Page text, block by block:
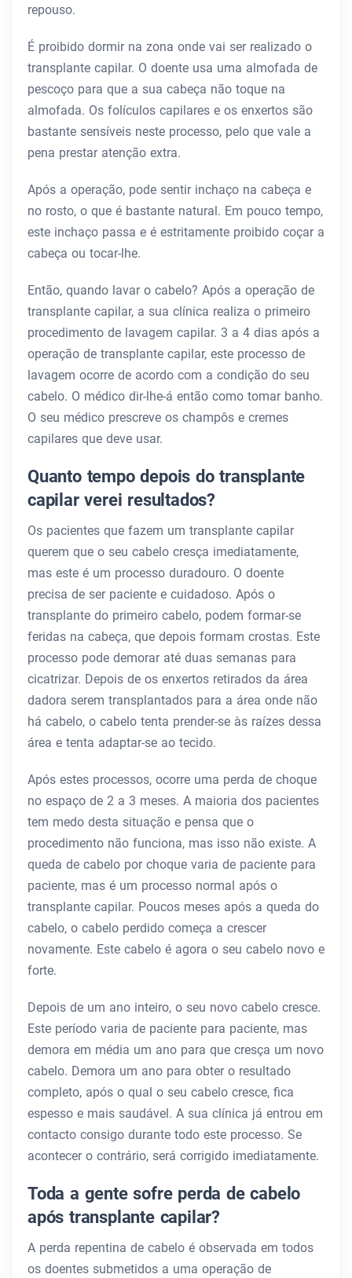
repouso.
É proibido dormir na zona onde vai ser realizado o
transplante capilar. O doente usa uma almofada de
pescoço para que a sua cabeça não toque na
almofada. Os folículos capilares e os enxertos são
bastante sensíveis neste processo, pelo que vale a
pena prestar atenção extra.
Após a operação, pode sentir inchaço na cabeça e
no rosto, o que é bastante natural. Em pouco tempo,
este inchaço passa e é estritamente proibido coçar a
cabeça ou tocar-lhe.
Então, quando lavar o cabelo? Após a operação de
transplante capilar, a sua clínica realiza o primeiro
procedimento de lavagem capilar. 3 a 4 dias após a
operação de transplante capilar, este processo de
lavagem ocorre de acordo com a condição do seu
cabelo. O médico dir-lhe-á então como tomar banho.
O seu médico prescreve os champôs e cremes
capilares que deve usar.
Quanto tempo depois do transplante
capilar verei resultados?
Os pacientes que fazem um transplante capilar
querem que o seu cabelo cresça imediatamente,
mas este é um processo duradouro. O doente
precisa de ser paciente e cuidadoso. Após o
transplante do primeiro cabelo, podem formar-se
feridas na cabeça, que depois formam crostas. Este
processo pode demorar até duas semanas para
cicatrizar. Depois de os enxertos retirados da área
dadora serem transplantados para a área onde não
há cabelo, o cabelo tenta prender-se às raízes dessa
área e tenta adaptar-se ao tecido.
Após estes processos, ocorre uma perda de choque
no espaço de 2 a 3 meses. A maioria dos pacientes
tem medo desta situação e pensa que o
procedimento não funciona, mas isso não existe. A
queda de cabelo por choque varia de paciente para
paciente, mas é um processo normal após o
transplante capilar. Poucos meses após a queda do
cabelo, o cabelo perdido começa a crescer
novamente. Este cabelo é agora o seu cabelo novo e
forte.
Depois de um ano inteiro, o seu novo cabelo cresce.
Este período varia de paciente para paciente, mas
demora em média um ano para que cresça um novo
cabelo. Demora um ano para obter o resultado
completo, após o qual o seu cabelo cresce, fica
espesso e mais saudável. A sua clínica já entrou em
contacto consigo durante todo este processo. Se
acontecer o contrário, será corrigido imediatamente.
Toda a gente sofre perda de cabelo
após transplante capilar?
A perda repentina de cabelo é observada em todos
os doentes submetidos a uma operação de